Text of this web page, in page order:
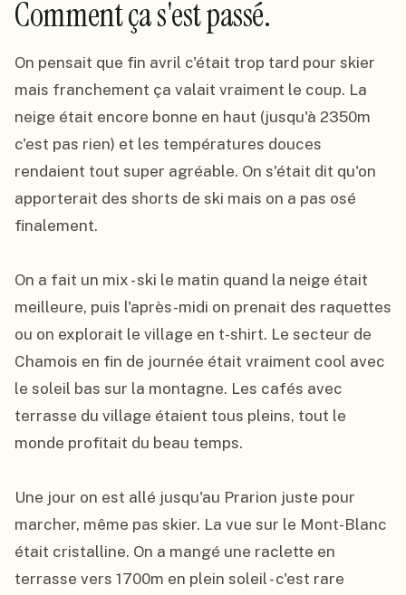
Comment ça s'est passé.
On pensait que fin avril c'était trop tard pour skier
mais franchement ça valait vraiment le coup. La
neige était encore bonne en haut (jusqu'à 2350m
c'est pas rien) et les températures douces
rendaient tout super agréable. On s'était dit qu'on
apporterait des shorts de ski mais on a pas osé
finalement.
On a fait un mix - ski le matin quand la neige était
meilleure, puis l'après-midi on prenait des raquettes
ou on explorait le village en t-shirt. Le secteur de
Chamois en fin de journée était vraiment cool avec
le soleil bas sur la montagne. Les cafés avec
terrasse du village étaient tous pleins, tout le
monde profitait du beau temps.
Une jour on est allé jusqu'au Prarion juste pour
marcher, même pas skier. La vue sur le Mont-Blanc
était cristalline. On a mangé une raclette en
terrasse vers 1700m en plein soleil - c'est rare